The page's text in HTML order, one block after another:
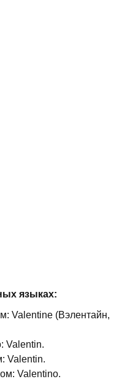
языках:
Valentine (Вэлентайн,
Valentin.
Valentin.
Valentino.